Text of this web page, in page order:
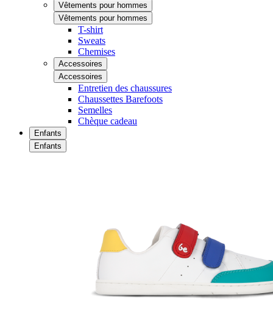
Vêtements pour hommes
Vêtements pour hommes
T-shirt
Sweats
Chemises
Accessoires
Accessoires
Entretien des chaussures
Chaussettes Barefoots
Semelles
Chèque cadeau
Enfants
Enfants